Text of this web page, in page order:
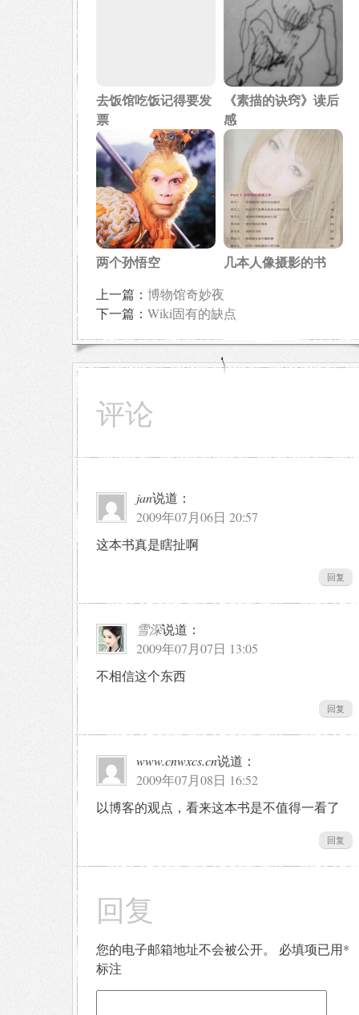
去饭馆吃饭记得要发
票
《素描的诀窍》读后
感
两个孙悟空 几本人像摄影的书
上一篇： 博物馆奇妙夜
下一篇： Wiki固有的缺点
评论
jan说道：
2009年07月06日 20:57
这本书真是瞎扯啊
回复
雪深说道：
2009年07月07日 13:05
不相信这个东西
回复
www.cnwxcs.cn说道：
2009年07月08日 16:52
以博客的观点，看来这本书是不值得一看了
回复
回复
您的电子邮箱地址不会被公开。 必填项已用*
标注